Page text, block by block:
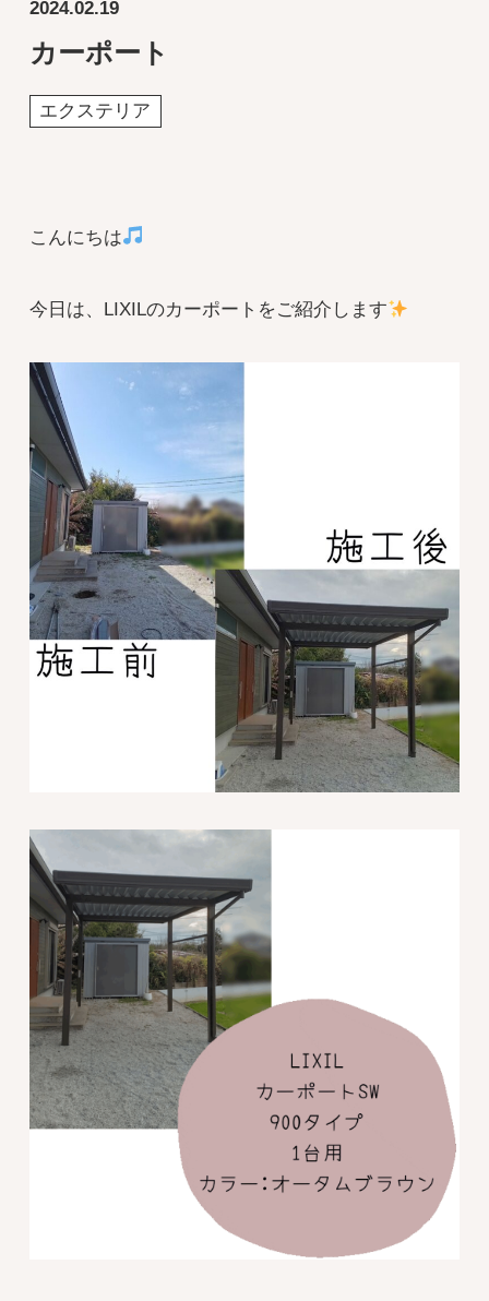
2024.02.19
カーポート
エクステリア
こんにちは
今日は、LIXILのカーポートをご紹介します